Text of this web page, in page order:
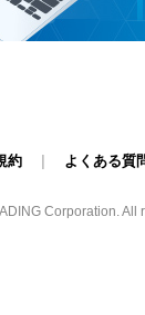
約 よくある質
Corporation. All